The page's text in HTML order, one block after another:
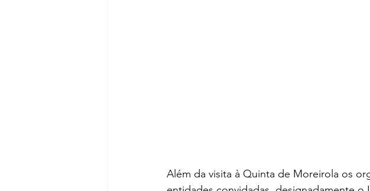
Além da visita à Quinta de Moreirola os